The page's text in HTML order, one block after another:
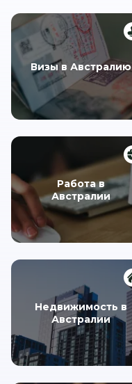
Визы в Австралию
Работа в
Австралии
Недвижимость в
Австралии